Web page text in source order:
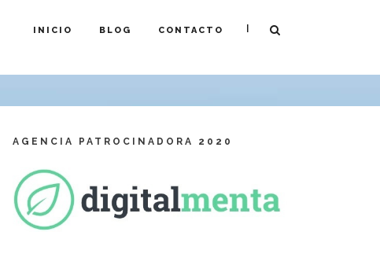
INICIO BLOG CONTACTO
AGENCIA PATROCINADORA 2020